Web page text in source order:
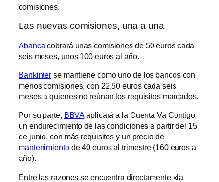
comisiones.
Las nuevas comisiones, una a una
Abanca cobrará unas comisiones de 50 euros cada
seis meses, unos 100 euros al año.
Bankinter se mantiene como uno de los bancos con
menos comisiones, con 22,50 euros cada seis
meses a quienes no reúnan los requisitos marcados.
Por su parte, BBVAaplicará a la Cuenta Va Contigo
un endurecimiento de las condiciones a partir del 15
de junio, con más requisitos y un precio de
mantenimientode 40 euros al trimestre (160 euros al
año).
Entre las razones se encuentra directamente «la